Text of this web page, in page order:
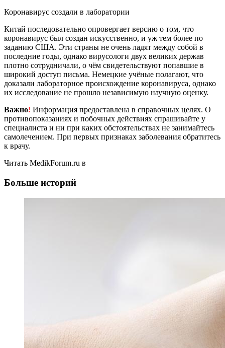
Коронавирус создали в лаборатории
Китай последовательно опровергает версию о том, что
коронавирус был создан искусственно, и уж тем более по
заданию США. Эти страны не очень ладят между собой в
последние годы, однако вирусологи двух великих держав
плотно сотрудничали, о чём свидетельствуют попавшие в
широкий доступ письма. Немецкие учёные полагают, что
доказали лабораторное происхождение коронавируса, однако
их исследование не прошло независимую научную оценку.
Важно! Информация предоставлена в справочных целях. О
противопоказаниях и побочных действиях спрашивайте у
специалиста и ни при каких обстоятельствах не занимайтесь
самолечением. При первых признаках заболевания обратитесь
к врачу.
Читать MedikForum.ru в
Больше историй